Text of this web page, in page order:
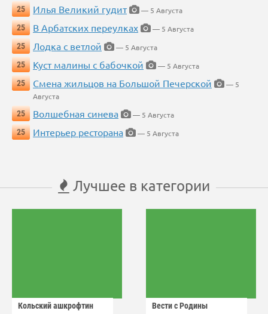
25
Илья Великий гудит
— 5 Августа
25
В Арбатских переулках
— 5 Августа
25
Лодка с ветлой
— 5 Августа
25
Куст малины с бабочкой
— 5 Августа
25
Смена жильцов на Большой Печерской
— 5
Августа
25
Волшебная синева
— 5 Августа
25
Интерьер ресторана — 5 Августа
Лучшее в категории
Кольский ашкрофтин Вести с Родины